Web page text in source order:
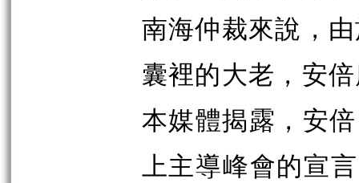
南海仲裁來說，
囊裡的大老，安
本媒體揭露，安
上主導峰會的宣